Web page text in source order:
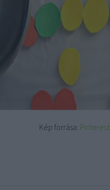
Kép forrása: Pinterest